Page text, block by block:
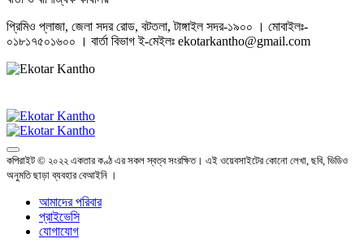
প্রিমিও প্লাজা, জেলা সদর রোড, বটতলা, টাঙ্গাইল সদর-১৯০০ । মোবাইলঃ-
০১৮১৭৫০১৬০০ । বার্তা বিভাগ ই-মেইলঃ ekotarkantho@gmail.com
কপিরাইট © ২০২২ একতার কণ্ঠ এর সকল স্বত্ব সংরক্ষিত। এই ওয়েবসাইটের কোনো লেখা, ছবি, ভিডিও
অনুমতি ছাড়া ব্যবহার বেআইনি ।
আমাদের পরিবার
প্রাইভেসি
যোগাযোগ